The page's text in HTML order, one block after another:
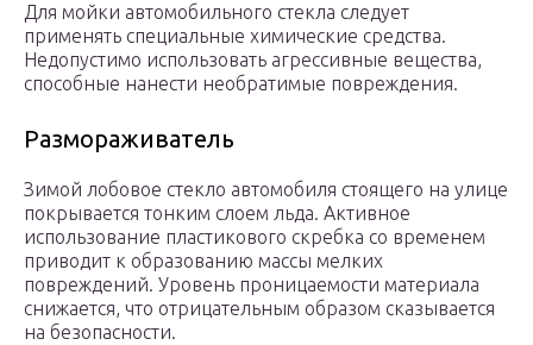
Для мойки автомобильного стекла следует
применять специальные химические средства.
Недопустимо использовать агрессивные вещества,
способные нанести необратимые повреждения.
Размораживатель
Зимой лобовое стекло автомобиля стоящего на улице
покрывается тонким слоем льда. Активное
использование пластикового скребка со временем
приводит к образованию массы мелких
повреждений. Уровень проницаемости материала
снижается, что отрицательным образом сказывается
на безопасности.